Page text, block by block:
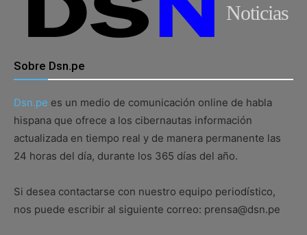
Noticias
Sobre Dsn.pe
Dsn.pe es un medio de comunicación online de habla
hispana que ofrece a los cibernautas información
actualizada en tiempo real y de manera permanente las
24 horas del día, durante los 365 días del año.
Si desea contactarse con nuestro equipo periodístico,
nos puede escribir al siguiente correo: prensa@dsn.pe